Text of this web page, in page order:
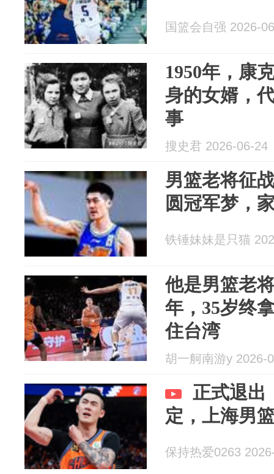
国篮会自强 2026-
1950年，康
身的女婿，
事
搜史君 2026-06-24
男篮老将征
圆冠军梦，
铁锤妹妹是只猫
他是男篮老
年，35岁终
住台湾
胡一舸南游y 2026-
正式退出
定，上海男
保持热爱0263